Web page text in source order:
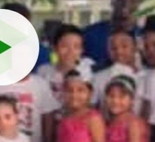
vídeo